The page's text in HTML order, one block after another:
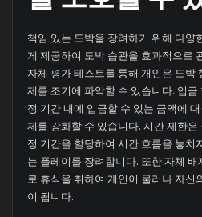
책임 있는 도박을 장려하기 위해 다양
게 제공하여 도박 습관을 효과적으로
자체 평가 테스트를 통해 개인은 도박
제를 조기에 파악할 수 있습니다. 입
정 기간 내에 입금할 수 있는 금액에
제를 강화할 수 있습니다. 시간 제한
정 기간을 할당하여 시간 흐름을 놓치
는 플레이를 장려합니다. 또한 자체
로 휴식을 취하여 개인이 물러나 자신
이 됩니다.